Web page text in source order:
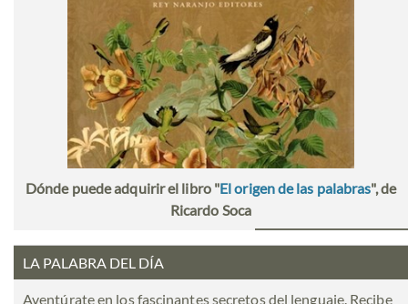
Dónde puede adquirir el libro "El origen de las palabras", de
Ricardo Soca
LA PALABRA DEL DÍA
Aventúrate en los fascinantes secretos del lenguaje. Recibe